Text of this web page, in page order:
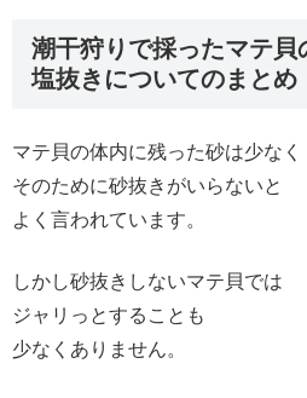
潮干狩りで採ったマテ貝
塩抜きについてのまとめ
マテ貝の体内に残った砂は少なく
そのために砂抜きがいらないと
よく言われています。
しかし砂抜きしないマテ貝では
ジャリっとすることも
少なくありません。